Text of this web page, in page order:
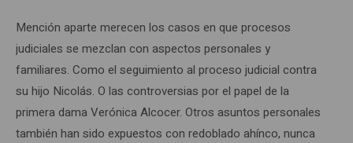
Mención aparte merecen los casos en que procesos
judiciales se mezclan con aspectos personales y
familiares. Como el seguimiento al proceso judicial contra
su hijo Nicolás. O las controversias por el papel de la
primera dama Verónica Alcocer. Otros asuntos personales
también han sido expuestos con redoblado ahínco, nunca